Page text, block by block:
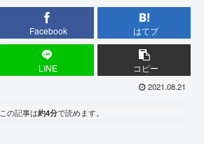
Facebook はてブ
LINE コピー
2021.08.21
この記事は約4分で読めます。